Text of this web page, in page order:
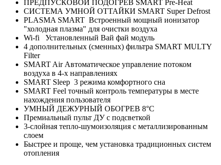
ПРЕДПУСКОВОЙ ПОДОГРЕВ SMART Pre-Heat
СИСТЕМА УМНОЙ ОТТАЙКИ SMART Super Defrost
PLASMA SMART Встроенный мощный ионизатор
"холодная плазма" для очистки воздуха
Wi-fi Установленный Вай фай модуль
4 дополнительных (сменных) фильтра SMART MULTY
Filter
SMART Air Автоматическое управление потоком
воздуха в 4-х направлениях
SMART Sleep 3 режима комфортного сна
SMART Feel точный контроль температуры в месте
нахождения пользователя
УМНЫЙ ДЕЖУРНЫЙ ОБОГРЕВ 8°C
Премиальный пульт ДУ с подсветкой
3-слойная тепло-шумоизоляция с металлизированным
слоем
Быстрее и проще, чем установка традиционных систем
отопления